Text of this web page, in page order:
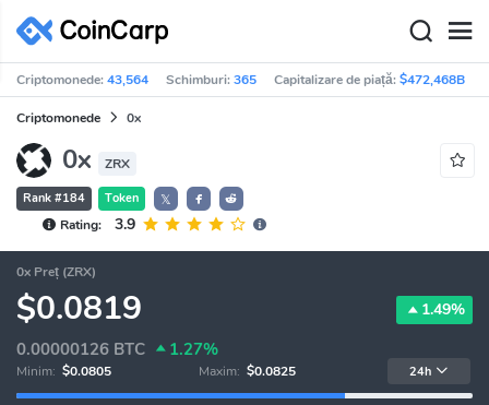
Criptomonede:43,564 Schimburi:365 Capitalizare de piață:$472,468B
Criptomonede 0x
0x ZRX
Rank #184 Token
𝕏
Rating:
3.9
0x Preț (ZRX)
$0.0819 1.49%
0.00000126 BTC 1.27%
Minim: $0.0805 Maxim: $0.0825 24h